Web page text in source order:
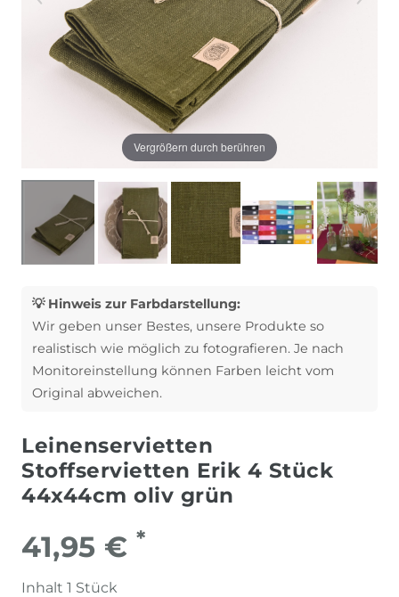
Vergrößern durch berühren
💡 Hinweis zur Farbdarstellung:
Wir geben unser Bestes, unsere Produkte so
realistisch wie möglich zu fotografieren. Je nach
Monitoreinstellung können Farben leicht vom
Original abweichen.
Leinenservietten
Stoffservietten Erik 4 Stück
44x44cm oliv grün
41,95 € *
Inhalt 1 Stück